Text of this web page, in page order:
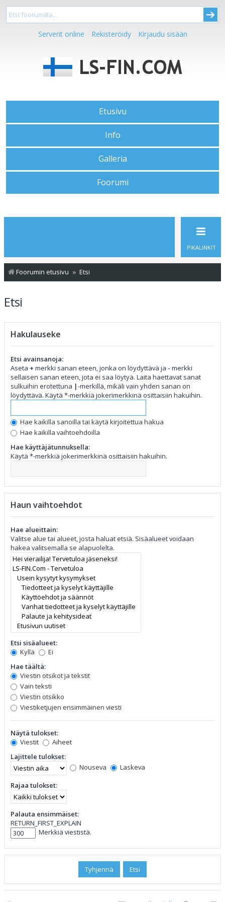
Serverit online Rekisteröidy Kirjaudu sisään
Etusivu
Info
Galleria
Foorumi
PIKALINKIT
Foorumin etusivu Etsi
Etsi
Hakulauseke
Etsi avainsanoja:
Aseta + merkki sanan eteen, jonka on löydyttävä ja - merkki
sellaisen sanan eteen, jota ei saa löytyä. Laita haettavat sanat
sulkuihin erotettuna |-merkillä, mikäli vain yhden sanan on
löydyttävä. Käytä *-merkkiä jokerimerkkinä osittaisiin hakuihin.
Hae kaikilla sanoilla tai käytä kirjoitettua hakua
Hae kaikilla vaihtoehdoilla
Hae käyttäjätunnuksella:
Käytä *-merkkiä jokerimerkkinä osittaisiin hakuihin.
Haun vaihtoehdot
Hae alueittain:
Valitse alue tai alueet, josta haluat etsiä. Sisäalueet voidaan
hakea valitsemalla se alapuolelta.
Etsi sisäalueet:
Kyllä
Ei
Hae täältä:
Viestin otsikot ja tekstit
Vain teksti
Viestin otsikko
Viestiketjujen ensimmäinen viesti
Näytä tulokset:
Viestit
Aiheet
Lajittele tulokset:
Nouseva
Laskeva
Rajaa tulokset:
Palauta ensimmäiset:
RETURN_FIRST_EXPLAIN
Merkkiä viestistä.